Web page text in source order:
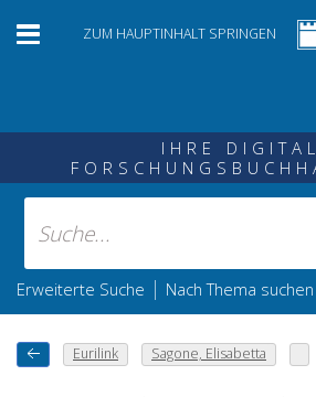
ZUM HAUPTINHALT SPRINGEN
IHRE
Erweiterte Suche | Nach Thema suchen
Eurilink Sagone, Elisabetta